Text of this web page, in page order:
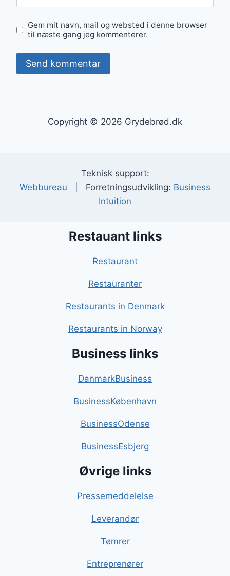
Gem mit navn, mail og websted i denne browser
til næste gang jeg kommenterer.
Copyright © 2026 Grydebrød.dk
Teknisk support:
Webbureau | Forretningsudvikling: Business
Intuition
Restauant links
Restaurant
Restauranter
Restaurants in Denmark
Restaurants in Norway
Business links
DanmarkBusiness
BusinessKøbenhavn
BusinessOdense
BusinessEsbjerg
Øvrige links
Pressemeddelelse
Leverandør
Tømrer
Entreprenører